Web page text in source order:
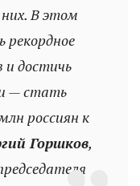
В этом
рекордное
и достичь
— стать
россиян к
Горшков,